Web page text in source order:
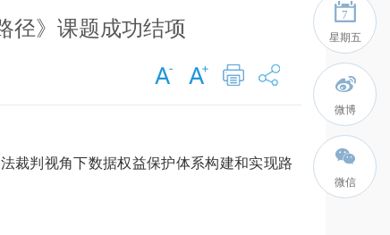
径》课题成功结项
裁判视角下数据权益保护体系构建和实现路
7
星期五
微博
微信